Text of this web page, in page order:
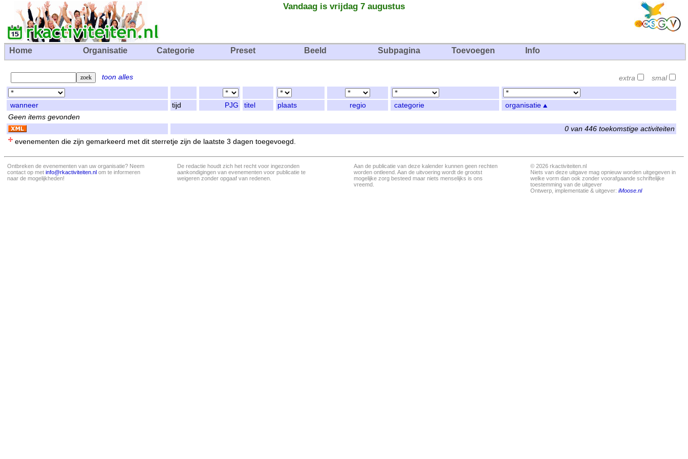
Vandaag is vrijdag 7 augustus
Home Organisatie Categorie Preset Beeld Subpagina Toevoegen Info
toon alles extra smal
wanneer tijd PJG titel plaats regio categorie
organisatie
Geen items gevonden
0 van 446 toekomstige activiteiten
evenementen die zijn gemarkeerd met dit sterretje zijn de laatste 3 dagen toegevoegd.
Ontbreken de evenementen van uw organisatie? Neem
contact op met info@rkactiviteiten.nl om te informeren
naar de mogelijkheden!
De redactie houdt zich het recht voor ingezonden
aankondigingen van evenementen voor publicatie te
weigeren zonder opgaaf van redenen.
Aan de publicatie van deze kalender kunnen geen rechten
worden ontleend. Aan de uitvoering wordt de grootst
mogelijke zorg besteed maar niets menselijks is ons
vreemd.
© 2026 rkactiviteiten.nl
Niets van deze uitgave mag opnieuw worden uitgegeven in
welke vorm dan ook zonder voorafgaande schriftelijke
toestemming van de uitgever
Ontwerp, implementatie & uitgever: iMoose.nl